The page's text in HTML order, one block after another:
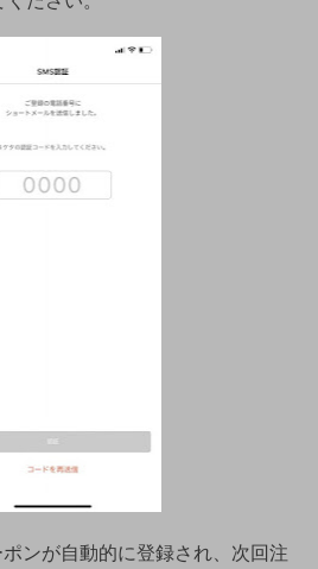
ンが自動的に登録され、次回注